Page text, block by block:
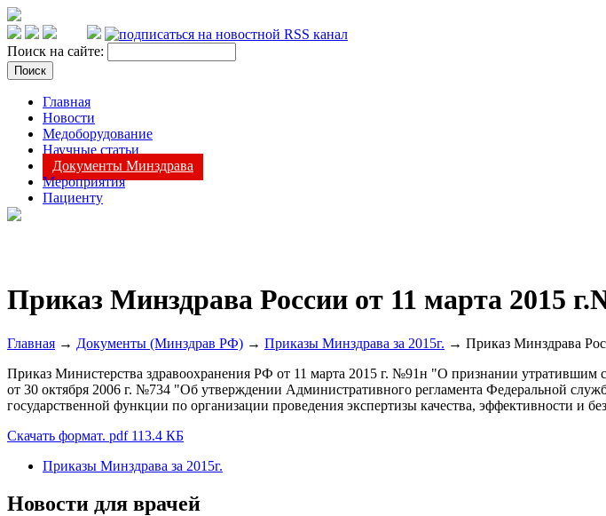
Поиск на сайте:
Главная
Новости
Медоборудование
Научные статьи
Документы Минздрава
Мероприятия
Пациенту
Приказ Минздрава России от 11 марта 2015
Главная → Документы (Минздрав РФ) → Приказы Минздрава за 2015г. → Приказ Минздрава
Приказ Министерства здравоохранения РФ от 11 марта 2015 г. №91н "О признании утратившим
от 30 октября 2006 г. №734 "Об утверждении Административного регламента Федеральной
государственной функции по организации проведения экспертизы качества, эффективности и
Скачать формат. pdf 113.4 КБ
Приказы Минздрава за 2015г.
Новости для врачей